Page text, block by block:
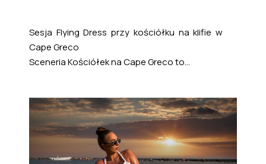
Sesja Flying Dress przy kościółku na klifie w
Cape Greco
Sceneria Kościółek na Cape Greco to...